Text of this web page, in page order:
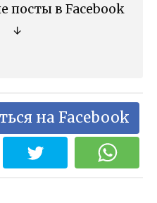
посты в Facebook
↓
на Facebook